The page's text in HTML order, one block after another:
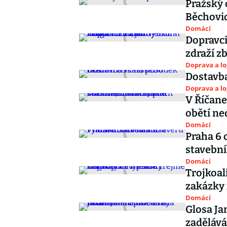
Pražský
Domácí
zdraží
Doprava a
Doprava a
V
obětí
Domácí
Praha 6
Domácí
Domácí
Glosa